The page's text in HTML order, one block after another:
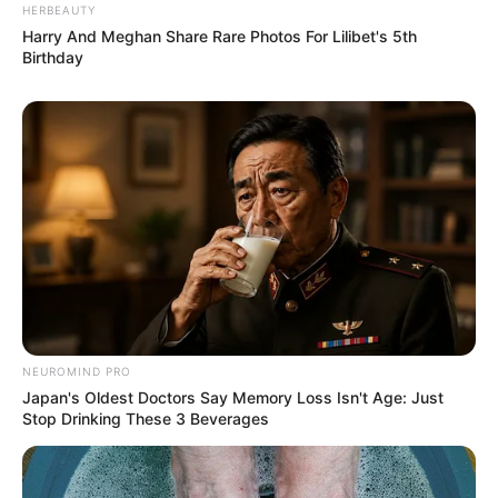
Cintaku Memanggil(2006), sebagai Ardi
Haruskah Ku Mati?
Inikah Cinta?(2006-2007)
Mujizat Allah
(2005)
Adilkah (2005), sebagai Danda
Tersanjung(2005), sebagai Danda
Jangan Berhenti Mencintaiku(2004-2006), sebagai David
(2004-2005), sebagai Dino
Seandainya
(2004)
Web Series
Scandal 2: Sex, Passion, and Revenge(Vidio | 2022), sebagai
HERBEAUTY
Harry And Meghan Share Rare Photos For Lilibet's 5th
Birthday
NEUROMIND PRO
Japan's Oldest Doctors Say Memory Loss Isn't Age: Just
Stop Drinking These 3 Beverages